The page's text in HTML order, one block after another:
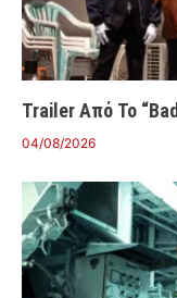
Trailer Από Το
04/08/2026